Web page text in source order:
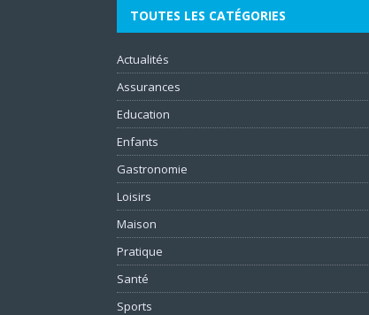
TOUTES LES CATÉGORIES
Actualités
Assurances
Education
Enfants
Gastronomie
Loisirs
Maison
Pratique
Santé
Sports